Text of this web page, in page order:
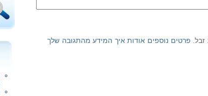
פרטים נוספים אודות איך המידע מהתגובה שלך